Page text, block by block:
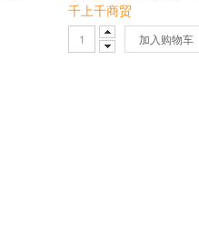
千上千商贸
加入购物车